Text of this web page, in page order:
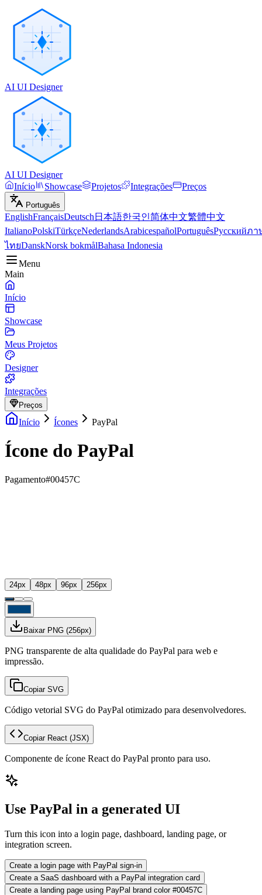
AI UI Designer
AI UI Designer
Início
Showcase Projetos Integrações Preços
Português
EnglishFrançaisDeutsch 日本語한국인简体中文繁體中文
ItalianoPolskiTürkçeNederlandsArabicespañolPortuguêsРусскийภา
ไทยDanskNorsk bokmålBahasa Indonesia
Menu
Main
Início
Showcase
Meus Projetos
Designer
Integrações
Preços
Início Ícones PayPal
Ícone do PayPal
Pagamento#00457C
24px 48px 96px 256px
Baixar PNG (256px)
PNG transparente de alta qualidade do PayPal para web e
impressão.
Copiar SVG
Código vetorial SVG do PayPal otimizado para desenvolvedores.
Copiar React (JSX)
Componente de ícone React do PayPal pronto para uso.
Use PayPal in a generated UI
Turn this icon into a login page, dashboard, landing page, or
integration screen.
Create a login page with PayPal sign-in
Create a SaaS dashboard with a PayPal integration card
Create a landing page using PayPal brand color #00457C